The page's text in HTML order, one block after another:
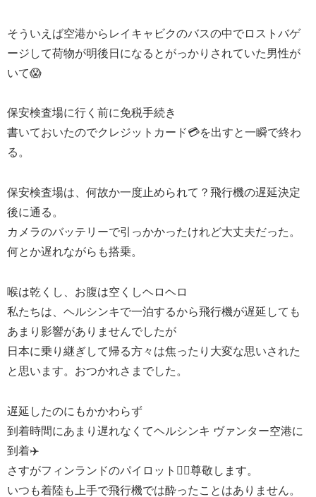
そういえば空港からレイキャビクのバスの中でロストバゲ
ージして荷物が明後日になるとがっかりされていた男性が
いて😱
保安検査場に行く前に免税手続き
書いておいたのでクレジットカード💳を出すと一瞬で終わ
る。
保安検査場は、何故か一度止められて？飛行機の遅延決定
後に通る。
カメラのバッテリーで引っかかったけれど大丈夫だった。
何とか遅れながらも搭乗。
喉は乾くし、お腹は空くしヘロヘロ
私たちは、ヘルシンキで一泊するから飛行機が遅延しても
あまり影響がありませんでしたが
日本に乗り継ぎして帰る方々は焦ったり大変な思いされた
と思います。おつかれさまでした。
遅延したのにもかかわらず
到着時間にあまり遅れなくてヘルシンキ ヴァンター空港に
到着✈️
さすがフィンランドのパイロット👨‍✈️尊敬します。
いつも着陸も上手で飛行機では酔ったことはありません。